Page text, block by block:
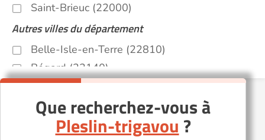
Saint-Brieuc (22000)
Autres villes du département
Belle-Isle-en-Terre (22810)
Bégard (22140)
Hillion (22120)
Loudéac (22600)
Lézardrieux (22740)
Que recherchez-vous à
Pleslin-trigavou ?